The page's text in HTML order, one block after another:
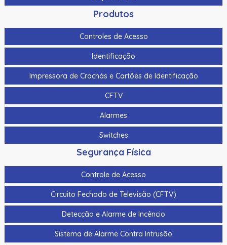
Produtos
Controles de Acesso
Identificação
Impressora de Crachás e Cartões de Identificação
CFTV
Alarmes
Switches
Segurança Física
Controle de Acesso
Circuito Fechado de Televisão (CFTV)
Detecção e Alarme de Incêncio
Sistema de Alarme Contra Intrusão